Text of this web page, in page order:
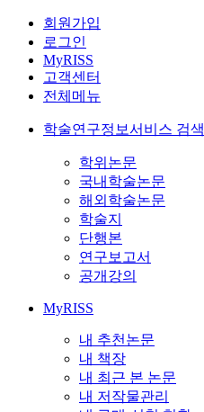
회원가입
로그인
MyRISS
고객센터
전체메뉴
학술연구정보서비스 검색
학위논문
국내학술논문
해외학술논문
학술지
단행본
연구보고서
공개강의
MyRISS
내 추천논문
내 책장
내 최근 본 논문
내 저작물관리